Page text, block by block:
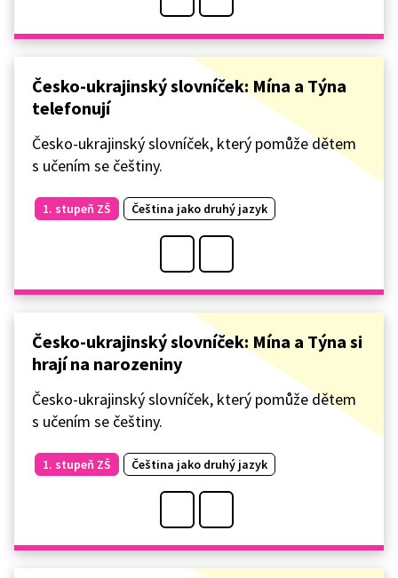
Česko-ukrajinský slovníček: Mína a Týna
telefonují
Česko-ukrajinský slovníček, který pomůže dětem
s učením se češtiny.
1. stupeň ZŠ Čeština jako druhý jazyk
Česko-ukrajinský slovníček: Mína a Týna si
hrají na narozeniny
Česko-ukrajinský slovníček, který pomůže dětem
s učením se češtiny.
1. stupeň ZŠ Čeština jako druhý jazyk